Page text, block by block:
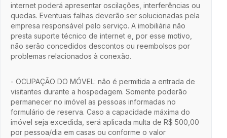
internet poderá apresentar oscilações, interferências ou
quedas. Eventuais falhas deverão ser solucionadas pela
empresa responsável pelo serviço. A imobiliária não
presta suporte técnico de internet e, por esse motivo,
não serão concedidos descontos ou reembolsos por
problemas relacionados à conexão.
- OCUPAÇÃO DO MÓVEL: não é permitida a entrada de
visitantes durante a hospedagem. Somente poderão
permanecer no imóvel as pessoas informadas no
formulário de reserva. Caso a capacidade máxima do
imóvel seja excedida, será aplicada multa de R$ 500,00
por pessoa/dia em casas ou conforme o valor